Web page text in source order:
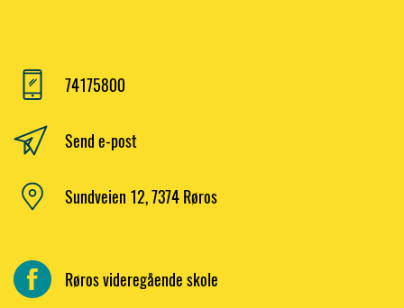
74175800
Send e-post
Sundveien 12, 7374 Røros
Røros videregående skole